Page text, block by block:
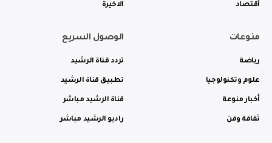
أقتصاد الاخيرة
منوعات
رياضة
علوم وتكنولوجيا
أخبار منوعة
ثقافة وفن
الوصول السريع
تردد قناة الرشيد
تطبيق قناة الرشيد
قناة الرشيد مباشر
راديو الرشيد مباشر